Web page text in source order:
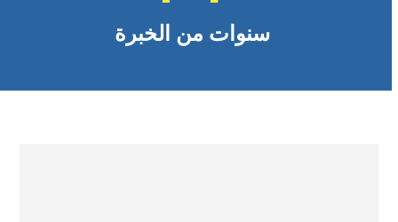
سنوات من الخبرة